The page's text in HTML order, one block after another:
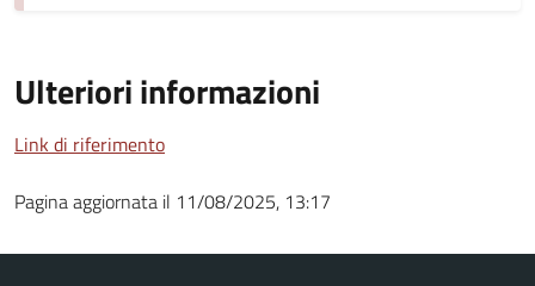
Ulteriori informazioni
Link di riferimento
Pagina aggiornata il 11/08/2025, 13:17